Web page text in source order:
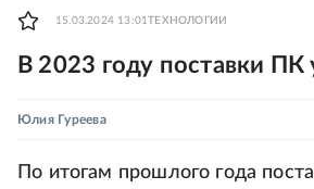
15.03.2024 13:01ТЕХНОЛОГИИ
В 2023 году поставки ПК
Юлия Гуреева
По итогам прошлого года